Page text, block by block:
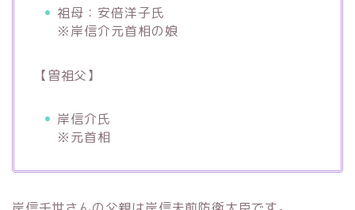
祖母：安倍洋子氏
※岸信介元首相の娘
【曽祖父】
岸信介氏
※元首相